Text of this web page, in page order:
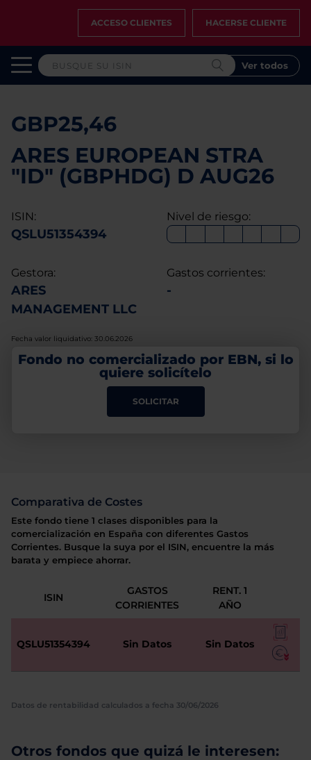
ACCESO CLIENTES HACERSE CLIENTE
Ver todos
GBP25,46
ARES EUROPEAN STRA
"ID" (GBPHDG) D AUG26
ISIN:
QSLU51354394
Nivel de riesgo:
Gestora:
ARES
MANAGEMENT LLC
Gastos corrientes:
-
Fecha valor liquidativo: 30.06.2026
Fondo no comercializado por EBN, si lo
quiere solicítelo
SOLICITAR
Comparativa de Costes
Este fondo tiene 1 clases disponibles para la
comercialización en España con diferentes Gastos
Corrientes. Busque la suya por el ISIN, encuentre la más
barata y empiece ahorrar.
ISIN
GASTOS
CORRIENTES
RENT. 1
AÑO
QSLU51354394 Sin Datos Sin Datos
Datos de rentabilidad calculados a fecha 30/06/2026
Otros fondos que quizá le interesen: